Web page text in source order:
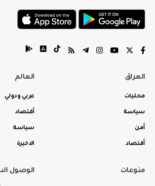
العراق
محليات
سياسة
أمن
أقتصاد
العالم
عربي ودولي
أقتصاد
سياسة
الاخيرة
منوعات الوصول